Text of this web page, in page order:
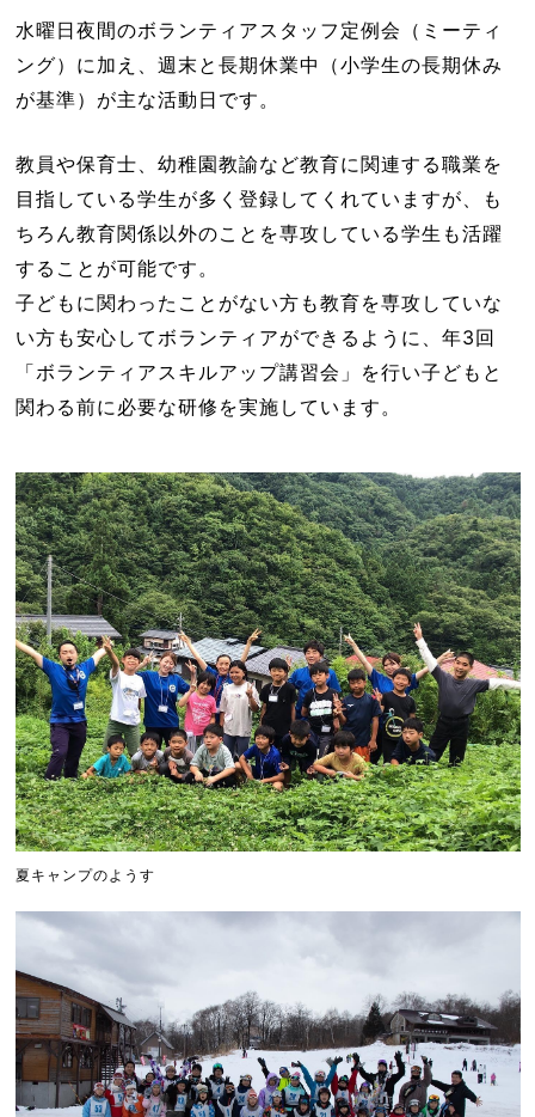
水曜日夜間のボランティアスタッフ定例会（ミーティ
ング）に加え、週末と長期休業中（小学生の長期休み
が基準）が主な活動日です。
教員や保育士、幼稚園教諭など教育に関連する職業を
目指している学生が多く登録してくれていますが、も
ちろん教育関係以外のことを専攻している学生も活躍
することが可能です。
子どもに関わったことがない方も教育を専攻していな
い方も安心してボランティアができるように、年3回
「ボランティアスキルアップ講習会」を行い子どもと
関わる前に必要な研修を実施しています。
夏キャンプのようす